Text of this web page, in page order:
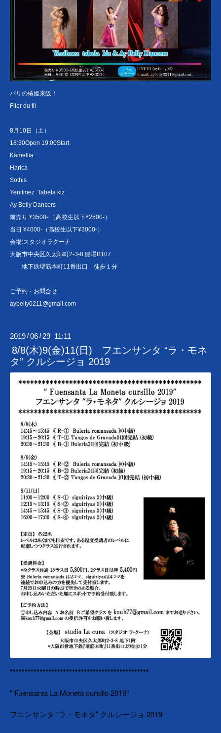
パリの椿姫来阪！
Filer du fil
8月10日（土）
18:30Open 19:00Start
Kamellia
Harica
Sothis
Yenilmez Tabela kiz
Ay Belly Dancers
前売り ¥3500- （高校生以下¥2500-）
当日 ¥4000-（高校生以下¥3000-）
会場:スタジオラクーナ
大阪市中央区久太郎町2-3-8 船場B107
地下鉄堺筋本町11番出口 徒歩１分
ご予約・お問合せ
aybelly0211@gmail.com
2019 /06 / 29 11:11
8/8(木)9(金)11(日) フエンサンタ “ラ・モネ
タ” クルシージョ 2019
***********************************************
" Fuensanta La Moneta cursillo 2019"
フエンサンタ "ラ・モネタ" クルシージョ 2019